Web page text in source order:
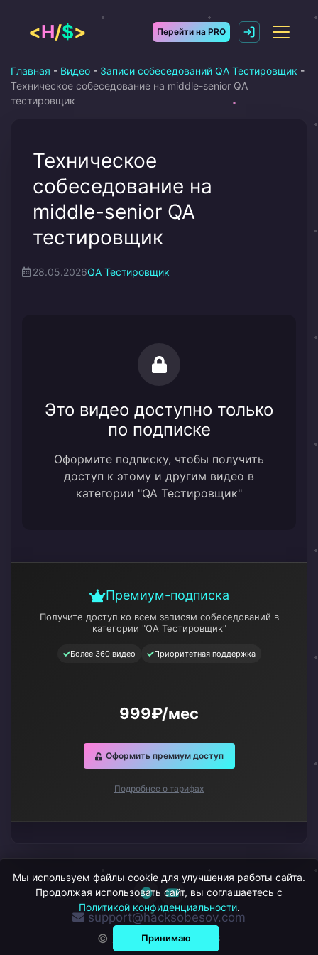
содержимому
<H/$> Перейти на PRO
Главная - Видео - Записи собеседований QA Тестировщик -
Техническое собеседование на middle-senior QA
тестировщик
Техническое
собеседование на
middle-senior QA
тестировщик
28.05.2026QA Тестировщик
Это видео доступно только
по подписке
Оформите подписку, чтобы получить
доступ к этому и другим видео в
категории "QA Тестировщик"
Премиум-подписка
Получите доступ ко всем записям собеседований в
категории "QA Тестировщик"
Более 360 видео Приоритетная поддержка
999₽/мес
Оформить премиум доступ
Подробнее о тарифах
© ХакСобесов, 2026
support@hacksobesov.com
Мы используем файлы cookie для улучшения работы сайта.
Продолжая использовать сайт, вы соглашаетесь с
Политикой конфиденциальности.
Принимаю